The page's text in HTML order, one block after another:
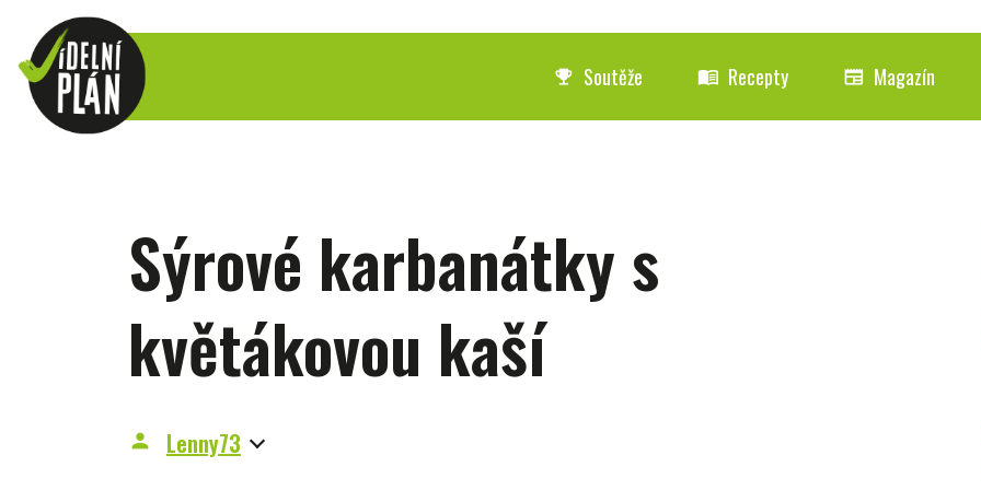
emoji_events Soutěže menu_book Recepty newspaper Magazín
Sýrové karbanátky s
květákovou kaší
person Lenny73